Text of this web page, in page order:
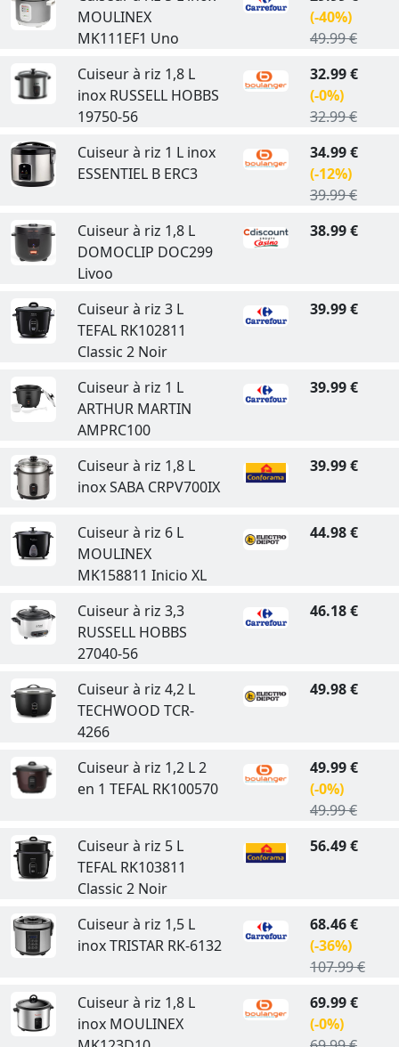
MOULINEX
MK111EF1 Uno
(-40%)
49.99 €
Cuiseur à riz 1,8 L
inox RUSSELL HOBBS
19750-56
32.99 €
(-0%)
32.99 €
Cuiseur à riz 1 L inox
ESSENTIEL B ERC3
34.99 €
(-12%)
39.99 €
Cuiseur à riz 1,8 L
DOMOCLIP DOC299
Livoo
38.99 €
Cuiseur à riz 3 L
TEFAL RK102811
Classic 2 Noir
39.99 €
Cuiseur à riz 1 L
ARTHUR MARTIN
AMPRC100
39.99 €
Cuiseur à riz 1,8 L
inox SABA CRPV700IX
39.99 €
Cuiseur à riz 6 L
MOULINEX
MK158811 Inicio XL
44.98 €
Cuiseur à riz 3,3
RUSSELL HOBBS
27040-56
46.18 €
Cuiseur à riz 4,2 L
TECHWOOD TCR-
4266
49.98 €
Cuiseur à riz 1,2 L 2
en 1 TEFAL RK100570
49.99 €
(-0%)
49.99 €
Cuiseur à riz 5 L
TEFAL RK103811
Classic 2 Noir
56.49 €
Cuiseur à riz 1,5 L
inox TRISTAR RK-6132
68.46 €
(-36%)
107.99 €
Cuiseur à riz 1,8 L
inox MOULINEX
69.99 €
(-0%)